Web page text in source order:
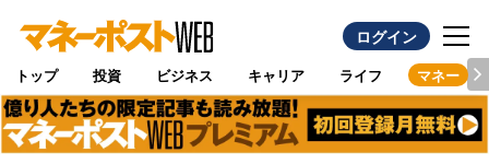
ログイン
トップ 投資 ビジネス キャリア ライフ マネー